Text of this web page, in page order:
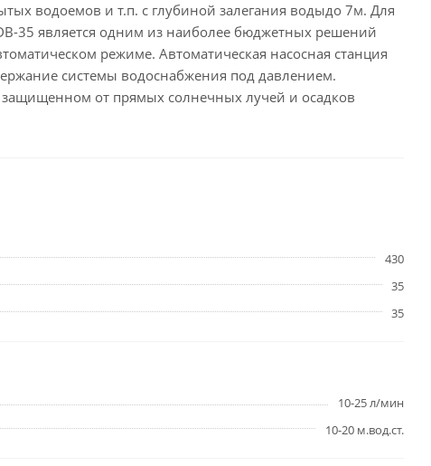
водоемов и т.п. с глубиной залегания водыдо 7м. Для
35 является одним из наиболее бюджетных решений
режиме. Автоматическая насосная станция
системы водоснабжения под давлением.
от прямых солнечных лучей и осадков
430
35
35
10-25 л/мин
10-20 м.вод.ст.